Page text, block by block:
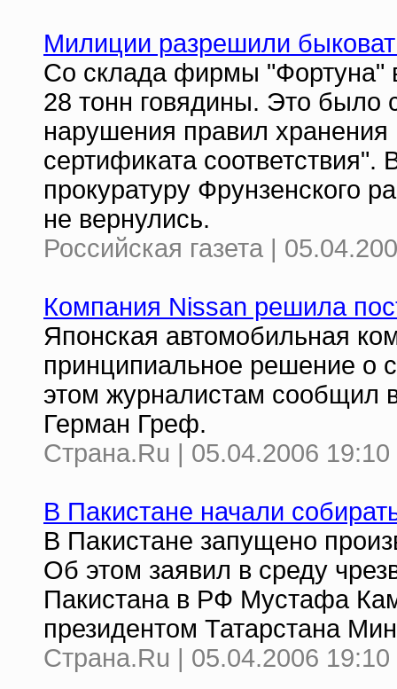
Милиции разрешили
Со склада фирмы "Фортуна"
28 тонн говядины. Это было
нарушения правил
сертификата
прокуратуру Фрунзенского
не вернулись.
Российская газета |
Компания Nissan решила
Японская автомобильная
принципиальное решение о
этом журналистам сообщил
Герман Греф.
Страна.Ru | 05.04.2006 19:10
В Пакистане начали
В Пакистане запущено
Об этом заявил в среду
Пакистана в РФ Мустафа
президентом Татарстана
Страна.Ru | 05.04.2006 19:10